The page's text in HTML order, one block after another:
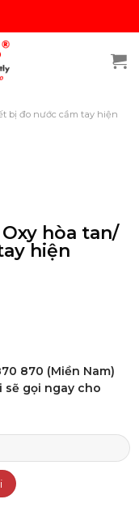
bị đo nước cầm tay hiện
hòa tan/
hiện
870 (Miền Nam)
sẽ gọi ngay cho